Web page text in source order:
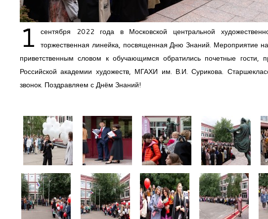
1
сентября 2022 года в Московской центральной
торжественная линейка, посвященная Дню Знаний. Мероприятие
приветственным словом к обучающимся обратились почетные гости,
Российской академии художеств, МГАХИ им. В.И. Сурикова.
звонок. Поздравляем с Днём Знаний!